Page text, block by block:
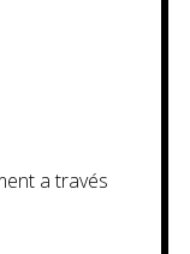
a través